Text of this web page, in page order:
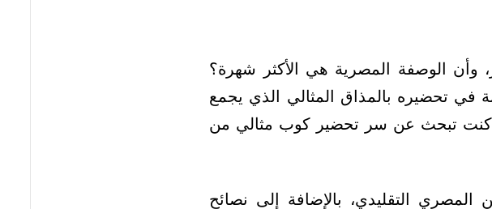
الوصفة المصرية هي الأكثر شهرة؟
في تحضيره بالمذاق المثالي الذي يجمع
كنت تبحث عن سر تحضير كوب مثالي من
التقليدي، بالإضافة إلى نصائح